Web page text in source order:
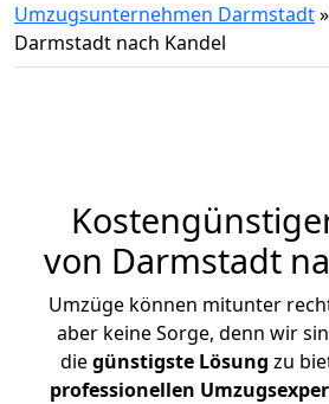
Umzugsunternehmen Darmstadt»
Darmstadt nach Kandel
von Darmstadt
Umzüge können mitunter
aber keine Sorge, denn wir
diegünstigste Lösung zu
professionellen